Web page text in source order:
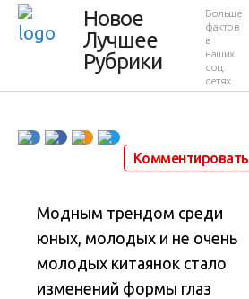
Новое
Лучшее
Рубрики
Больше
фактов
в
наших
соц.
сетях
вернуться
на родину
Комментировать
Модным трендом среди
юных, молодых и не очень
молодых китаянок стало
изменений формы глаз